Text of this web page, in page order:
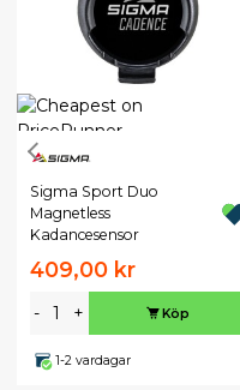
Sigma Sport Duo
Magnetless
Kadancesensor
409,00 kr
- + Köp
1-2 vardagar